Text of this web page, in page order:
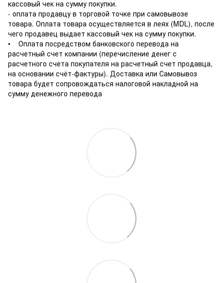
кассовый чек на сумму покупки.
- оплата продавцу в торговой точке при самовывозе
товара. Оплата товара осуществляется в леях (MDL), после
чего продавец выдает кассовый чек на сумму покупки.
• Оплата посредством банковского перевода на
расчетный счет компании (перечисление денег с
расчетного счета покупателя на расчетный счет продавца,
на основании счёт-фактуры). Доставка или Самовывоз
товара будет сопровождаться налоговой накладной на
сумму денежного перевода